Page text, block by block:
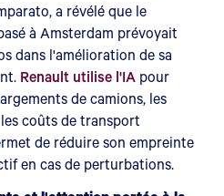
a révélé que le
à Amsterdam prévoyait
dans l'amélioration de sa
Renault utilise l'IA pour
de camions, les
coûts de transport
de réduire son empreinte
en cas de perturbations.